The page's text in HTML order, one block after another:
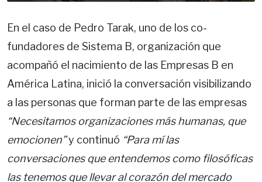
En el caso de Pedro Tarak, uno de los co-
fundadores de Sistema B, organización que
acompañó el nacimiento de las Empresas B en
América Latina, inició la conversación visibilizando
a las personas que forman parte de las empresas
“Necesitamos organizaciones más humanas, que
emocionen”y continuó “Para mí las
conversaciones que entendemos como filosóficas
las tenemos que llevar al corazón del mercado